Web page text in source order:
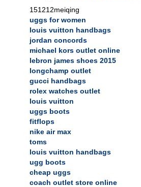
151212meiqing
uggs for women
louis vuitton handbags
jordan concords
michael kors outlet online
lebron james shoes 2015
longchamp outlet
gucci handbags
rolex watches outlet
louis vuitton
uggs boots
fitflops
nike air max
toms
louis vuitton handbags
ugg boots
cheap uggs
coach outlet store online